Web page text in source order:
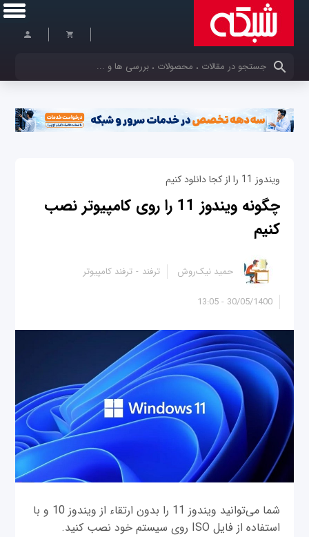
کلمات کلیدی خود را وارد کنید
ویندوز 11 را از کجا دانلود کنیم
چگونه ویندوز 11 را روی کامپیوتر نصب
کنیم
30/05/1400 - 13:05
حمید نیک‌روش ترفند ترفند کامپیوتر
شما می‌توانید ویندوز 11 را بدون ارتقاء از ویندوز 10 و با
استفاده از فایل ISO روی سیستم خود نصب کنید.